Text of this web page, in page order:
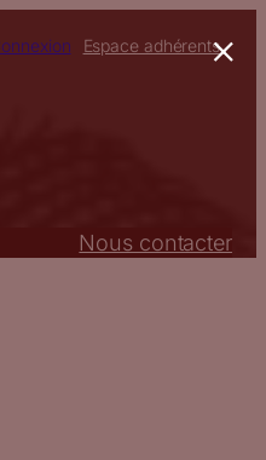
Espace adhérents
Nous contacter
×